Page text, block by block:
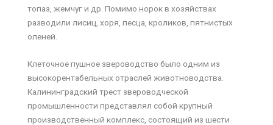
топаз, жемчуг и др. Помимо норок в хозяйствах
разводили лисиц, хоря, песца, кроликов, пятнистых
оленей.
Клеточное пушное звероводство было одним из
высокорентабельных отраслей животноводства.
Калининградский трест звероводческой
промышленности представлял собой крупный
производственный комплекс, состоящий из шести